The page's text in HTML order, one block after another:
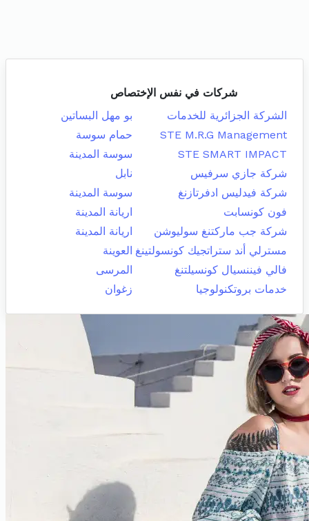
شركات في نفس الإختصاص
الشركة الجزائرية للخدمات
بو مهل البساتين
STE M.R.G Management
حمام سوسة
STE SMART IMPACT
سوسة المدينة
شركة جازي سرفيس
نابل
شركة فيدليس ادفرتازنغ
سوسة المدينة
فون كونسابت
اريانة المدينة
شركة جب ماركتنغ سوليوشن
اريانة المدينة
مسترلي أند ستراتجيك كونسولتينغ العوينة
فالي فيننسيال كونسيلتنغ
المرسى
خدمات بروتكنولوجيا
زغوان